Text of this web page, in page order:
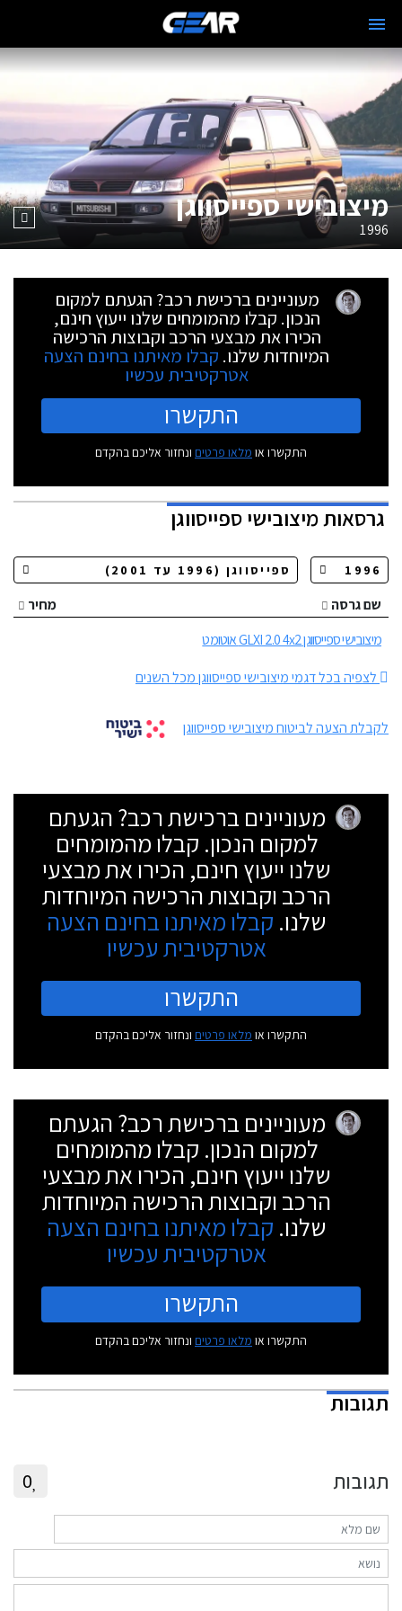
מיצובישי ספייסווגן
1996
מעוניינים ברכישת רכב? הגעתם למקום
הנכון. קבלו מהמומחים שלנו ייעוץ חינם,
הכירו את מבצעי הרכב וקבוצות הרכישה
המיוחדות שלנו. קבלו מאיתנו בחינם הצעה
אטרקטיבית עכשיו
התקשרו
התקשרו או מלאו פרטים ונחזור אליכם בהקדם
גרסאותמיצובישי ספייסווגן
שם גרסה
מחיר
מיצובישי ספייסווגן GLXI 2.0 4x2 אוטומט
לצפיה בכל דגמי מיצובישי ספייסווגן מכל השנים
לקבלת הצעה לביטוח מיצובישי ספייסווגן
מעוניינים ברכישת רכב? הגעתם
למקום הנכון. קבלו מהמומחים
שלנו ייעוץ חינם, הכירו את מבצעי
הרכב וקבוצות הרכישה המיוחדות
שלנו. קבלו מאיתנו בחינם הצעה
אטרקטיבית עכשיו
התקשרו
התקשרו או מלאו פרטים ונחזור אליכם בהקדם
מעוניינים ברכישת רכב? הגעתם
למקום הנכון. קבלו מהמומחים
שלנו ייעוץ חינם, הכירו את מבצעי
הרכב וקבוצות הרכישה המיוחדות
שלנו. קבלו מאיתנו בחינם הצעה
אטרקטיבית עכשיו
התקשרו
התקשרו או מלאו פרטים ונחזור אליכם בהקדם
תגובות
תגובות 0